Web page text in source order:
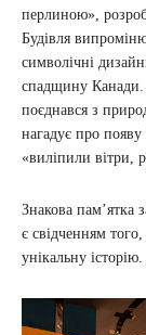
перлиною»,
Будівля
символічні
спадщину Канади.
поєднався з
нагадує про
«виліпили вітри,
Знакова пам’ятка
є свідченням
унікальну історію.